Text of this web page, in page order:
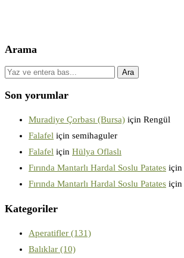
Arama
Son yorumlar
Muradiye Çorbası (Bursa) için Rengül
Falafel için semihaguler
Falafel için Hülya Oflaslı
Fırında Mantarlı Hardal Soslu Patates için
Fırında Mantarlı Hardal Soslu Patates için
Kategoriler
Aperatifler (131)
Balıklar (10)